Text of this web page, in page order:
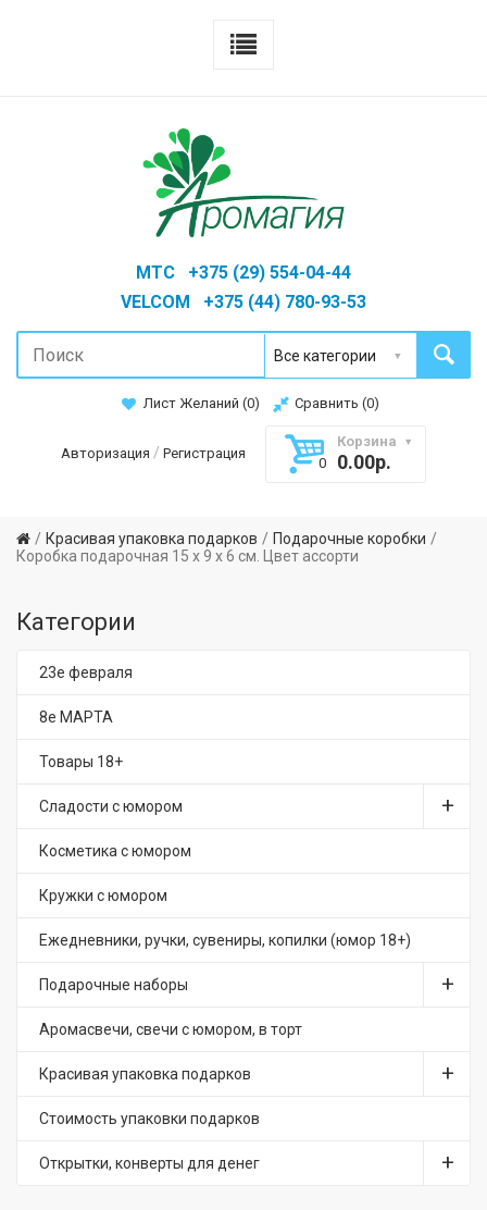
MTC +375 (29) 554-04-44
VELCOM +375 (44) 780-93-53
Лист Желаний (0) Сравнить (0)
Авторизация / Регистрация
Корзина
0
0.00р.
Красивая упаковка подарков
Подарочные коробки
Коробка подарочная 15 х 9 х 6 см. Цвет ассорти
Категории
23е февраля
8е МАРТА
Товары 18+
Сладости с юмором
Косметика с юмором
Кружки с юмором
Ежедневники, ручки, сувениры, копилки (юмор 18+)
Подарочные наборы
Аромасвечи, свечи с юмором, в торт
Красивая упаковка подарков
Стоимость упаковки подарков
Открытки, конверты для денег